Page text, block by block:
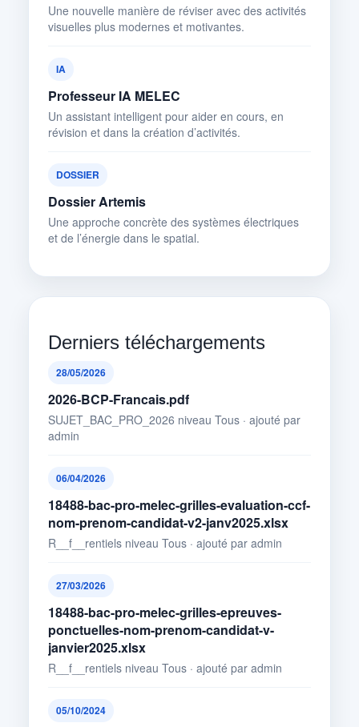
Une nouvelle manière de réviser avec des activités
visuelles plus modernes et motivantes.
IA
Professeur IA MELEC
Un assistant intelligent pour aider en cours, en
révision et dans la création d’activités.
DOSSIER
Dossier Artemis
Une approche concrète des systèmes électriques
et de l’énergie dans le spatial.
Derniers téléchargements
28/05/2026
2026-BCP-Francais.pdf
SUJET_BAC_PRO_2026 niveau Tous · ajouté par
admin
06/04/2026
18488-bac-pro-melec-grilles-evaluation-ccf-
nom-prenom-candidat-v2-janv2025.xlsx
R__f__rentiels niveau Tous · ajouté par admin
27/03/2026
18488-bac-pro-melec-grilles-epreuves-
ponctuelles-nom-prenom-candidat-v-
janvier2025.xlsx
R__f__rentiels niveau Tous · ajouté par admin
05/10/2024